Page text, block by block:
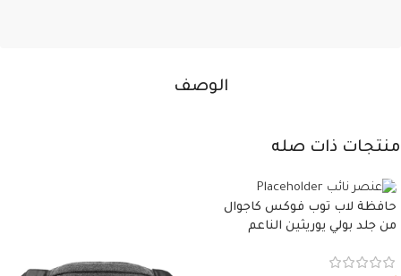
الوصف
منتجات ذات صله
حافظة لاب توب فوكس كاجوال
من جلد بولي يوريثين الناعم
وسوستة.